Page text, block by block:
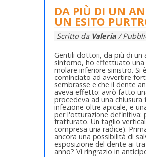
DA PIÙ DI UN
UN ESITO
Scritto da Valeria /
Gentili dottori, da più di un
sintomo, ho effettuato una
molare inferiore sinistro. Si
cominciato ad avvertire
sembrasse e che il dente
aveva effetto: avrò fatto
procedeva ad una
infezione oltre apicale, e
per l'otturazione definitiva:
fratturato. Un taglio
compresa una radice).
ancora una possibilità di
esposizione del dente ai
anno? Vi ringrazio in